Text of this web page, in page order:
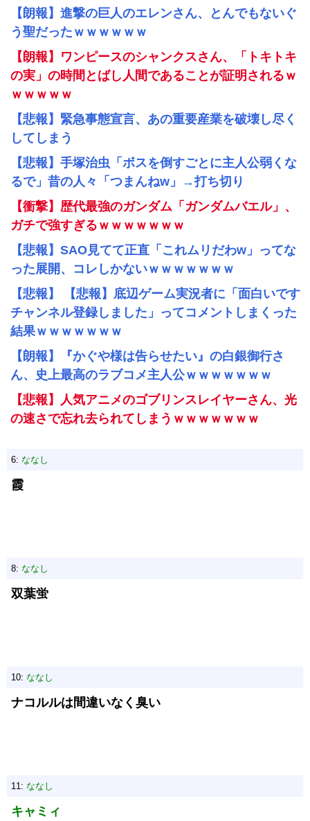
【朗報】進撃の巨人のエレンさん、とんでもないぐ
う聖だったｗｗｗｗｗｗ
【朗報】ワンピースのシャンクスさん、「トキトキ
の実」の時間とばし人間であることが証明されるｗ
ｗｗｗｗｗ
【悲報】緊急事態宣言、あの重要産業を破壊し尽く
してしまう
【悲報】手塚治虫「ボスを倒すごとに主人公弱くな
るで」昔の人々「つまんねw」→打ち切り
【衝撃】歴代最強のガンダム「ガンダムバエル」、
ガチで強すぎるｗｗｗｗｗｗｗ
【悲報】SAO見てて正直「これムリだわw」ってな
った展開、コレしかないｗｗｗｗｗｗｗ
【悲報】 【悲報】底辺ゲーム実況者に「面白いです
チャンネル登録しました」ってコメントしまくった
結果ｗｗｗｗｗｗｗ
【朗報】『かぐや様は告らせたい』の白銀御行さ
ん、史上最高のラブコメ主人公ｗｗｗｗｗｗｗ
【悲報】人気アニメのゴブリンスレイヤーさん、光
の速さで忘れ去られてしまうｗｗｗｗｗｗｗ
6: ななし
霞
8: ななし
双葉蛍
10: ななし
ナコルルは間違いなく臭い
11: ななし
キャミィ